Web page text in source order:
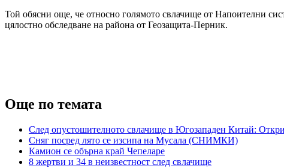
Той обясни още, че относно голямото свлачище от Напоителни
цялостно обследване на района от Геозащита-Перник.
Още по темата
След опустошителното свлачище в Югозападен Китай:
Сняг посред лято се изсипа на Мусала (СНИМКИ)
Камион се обърна край Чепеларе
8 жертви и 34 в неизвестност след свлачище